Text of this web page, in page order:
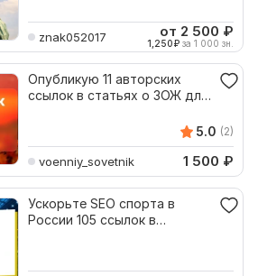
znak052017 от 2 500 ₽
1,250₽ за 1 000 зн.
Опубликую 11 авторских
ссылок в статьях о ЗОЖ для
5.0 (2)
voenniy_sovetnik 1 500 ₽
Ускорьте SEO спорта в
России 105 ссылок в